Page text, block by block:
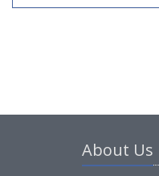
About Us